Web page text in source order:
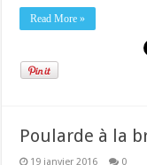
Read More »
Poularde à la
19 janvier 2016 0